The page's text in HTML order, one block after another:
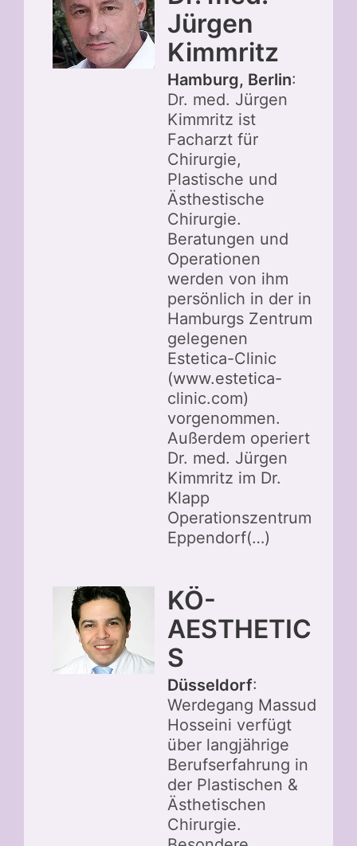
Jürgen
Kimmritz
Hamburg, Berlin:
Dr. med. Jürgen
Kimmritz ist
Facharzt für
Chirurgie,
Plastische und
Ästhestische
Chirurgie.
Beratungen und
Operationen
werden von ihm
persönlich in der in
Hamburgs Zentrum
gelegenen
Estetica-Clinic
(www.estetica-
clinic.com)
vorgenommen.
Außerdem operiert
Dr. med. Jürgen
Kimmritz im Dr.
Klapp
Operationszentrum
Eppendorf(…)
KÖ-
AESTHETIC
S
Düsseldorf:
Werdegang Massud
Hosseini verfügt
über langjährige
Berufserfahrung in
der Plastischen &
Ästhetischen
Chirurgie.